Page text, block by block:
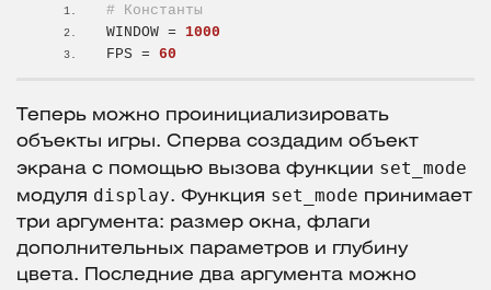
# Константы
WINDOW = 1000
FPS = 60
Теперь можно проинициализировать
объекты игры. Сперва создадим объект
экрана с помощью вызова функции set_mode
модуля display. Функция set_mode принимает
три аргумента: размер окна, флаги
дополнительных параметров и глубину
цвета. Последние два аргумента можно